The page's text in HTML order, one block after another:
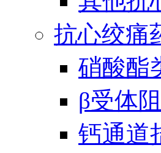
抗心绞痛
硝酸酯
β受体
钙通道